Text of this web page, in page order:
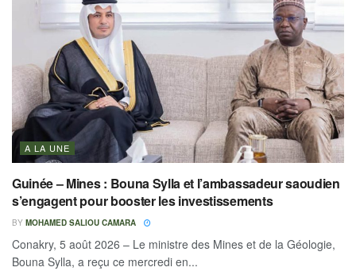
A LA UNE
Guinée – Mines : Bouna Sylla et l’ambassadeur saoudien
s’engagent pour booster les investissements
BY MOHAMED SALIOU CAMARA
Conakry, 5 août 2026 – Le ministre des Mines et de la Géologie,
Bouna Sylla, a reçu ce mercredi en...